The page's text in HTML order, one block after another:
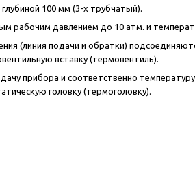
100 мм (3-х трубчатый).
рабочим давлением до 10 атм. и
(линия подачи и обратки)
вставку (термовентиль).
прибора и соответственно
головку (термоголовку).